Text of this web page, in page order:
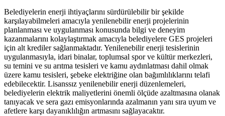
Belediyelerin enerji ihtiyaçlarını sürdürülebilir bir şekilde
karşılayabilmeleri amacıyla yenilenebilir enerji projelerinin
planlanması ve uygulanması konusunda bilgi ve deneyim
kazanmalarını kolaylaştırmak amacıyla belediyelere GES projeleri
için alt krediler sağlanmaktadır. Yenilenebilir enerji tesislerinin
uygulanmasıyla, idari binalar, toplumsal spor ve kültür merkezleri,
su temini ve su arıtma tesisleri ve kamu aydınlatması dahil olmak
üzere kamu tesisleri, şebeke elektriğine olan bağımlılıklarını telafi
edebilecektir. Lisanssız yenilenebilir enerji düzenlemeleri,
belediyelerin elektrik maliyetlerini önemli ölçüde azaltmasına olanak
tanıyacak ve sera gazı emisyonlarında azalmanın yanı sıra uyum ve
afetlere karşı dayanıklılığın artmasını sağlayacaktır.